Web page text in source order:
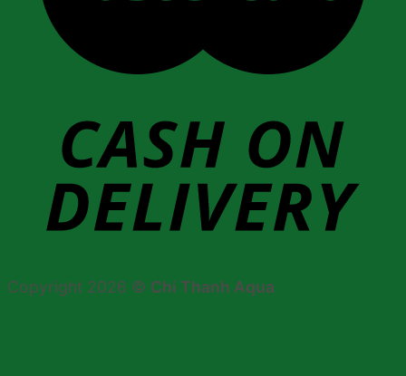
Copyright 2026 © Chi Thanh Aqua